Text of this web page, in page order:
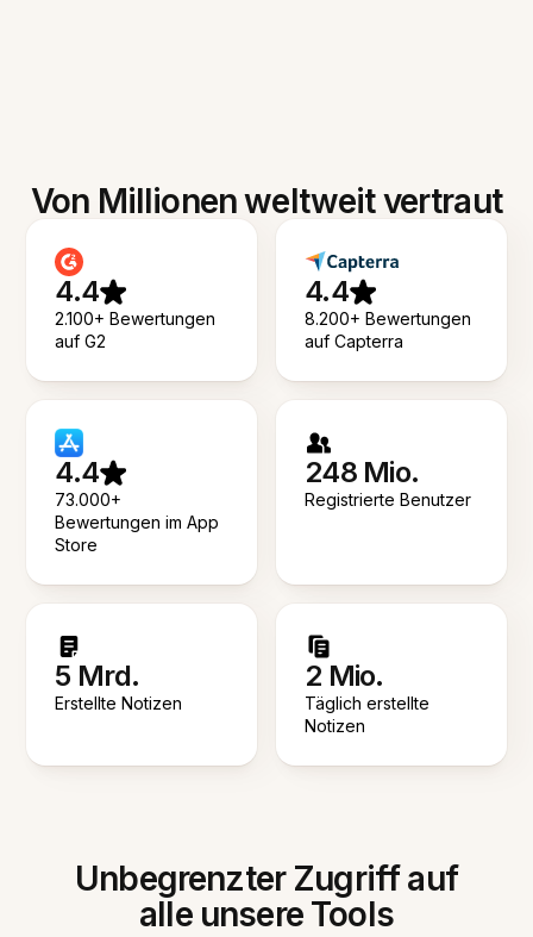
Von Millionen weltweit vertraut
4.4
2.100+ Bewertungen
auf G2
4.4
8.200+ Bewertungen
auf Capterra
4.4
73.000+
Bewertungen im App
Store
248 Mio.
Registrierte Benutzer
5 Mrd.
Erstellte Notizen
2 Mio.
Täglich erstellte
Notizen
Unbegrenzter Zugriff auf
alle unsere Tools